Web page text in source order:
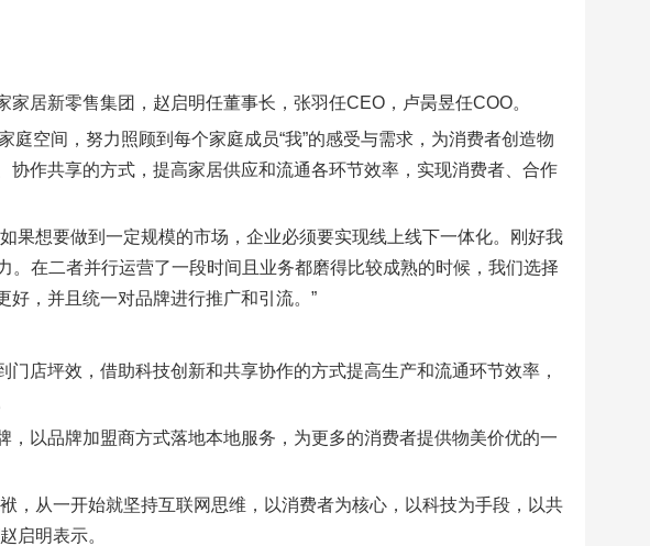
居新零售集团，赵启明任董事长，张羽任CEO，卢昺昱任COO。
庭空间，努力照顾到每个家庭成员“我”的感受与需求，为消费者创造物
作共享的方式，提高家居供应和流通各环节效率，实现消费者、合作
果想要做到一定规模的市场，企业必须要实现线上线下一体化。刚好我
。在二者并行运营了一段时间且业务都磨得比较成熟的时候，我们选择
，并且统一对品牌进行推广和引流。”
店坪效，借助科技创新和共享协作的方式提高生产和流通环节效率，
以品牌加盟商方式落地本地服务，为更多的消费者提供物美价优的一
，从一开始就坚持互联网思维，以消费者为核心，以科技为手段，以共
启明表示。